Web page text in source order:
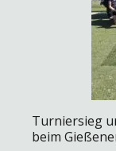
Turniersieg
beim